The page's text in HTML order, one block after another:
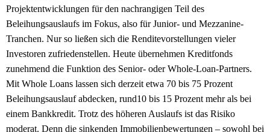
Projektentwicklungen für den nachrangigen Teil des
Beleihungsauslaufs im Fokus, also für Junior- und Mezzanine-
Tranchen. Nur so ließen sich die Renditevorstellungen vieler
Investoren zufriedenstellen. Heute übernehmen Kreditfonds
zunehmend die Funktion des Senior- oder Whole-Loan-Partners.
Mit Whole Loans lassen sich derzeit etwa 70 bis 75 Prozent
Beleihungsauslauf abdecken, rund10 bis 15 Prozent mehr als bei
einem Bankkredit. Trotz des höheren Auslaufs ist das Risiko
moderat. Denn die sinkenden Immobilienbewertungen – sowohl bei